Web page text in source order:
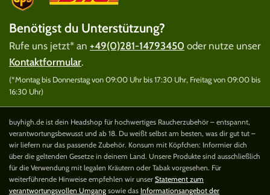
Benötigst du Unterstützung?
Rufe uns jetzt* an +49(0)281-14793450 oder nutze unser
Kontaktformular.
(*Montag bis Donnerstag von 09:00 Uhr bis 17:30 Uhr, Freitag von 09:00 bis
16:30 Uhr)
buyhigh.de ist dein Headshop für hochwertiges Raucherzubehör – entspannt,
verantwortungsbewusst und ab 18. Du weißt selbst am besten, was dir gut tut –
wir liefern nur das passende Zubehör. Konsum mit Köpfchen: Informier dich
über die geltenden Gesetze in deinem Land. Unsere Produkte sind ausschließlich
für die Verwendung mit legalen Kräutern oder Tabak vorgesehen. Für
weiterführende Hinweise empfehlen wir unser Statement zum
verantwortungsvollen Umgang sowie das Informationsangebot der